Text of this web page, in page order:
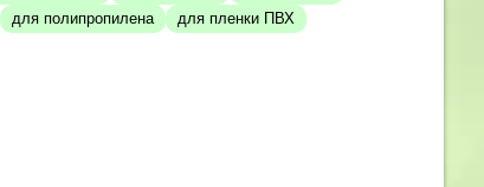
для полипропилена
для пленки ПВХ